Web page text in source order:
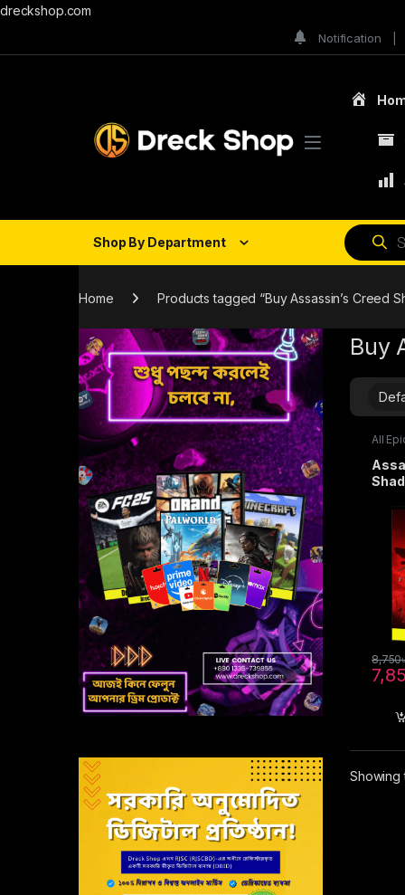
dreckshop.com
Notification
Shop By Department
Home Products tagged “Buy Assassin’s Creed
Buy
All
PC
8,750
Showing